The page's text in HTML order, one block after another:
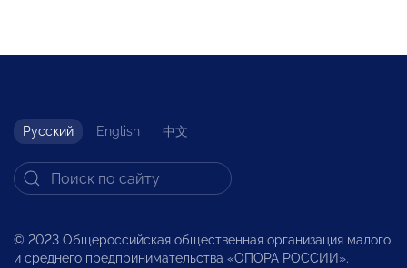
Русский English 中文
© 2023 Общероссийская общественная организация малого
и среднего предпринимательства «ОПОРА РОССИИ».